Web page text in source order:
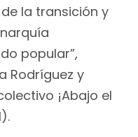
la transición y
popular”,
Rodríguez y
¡Abajo el